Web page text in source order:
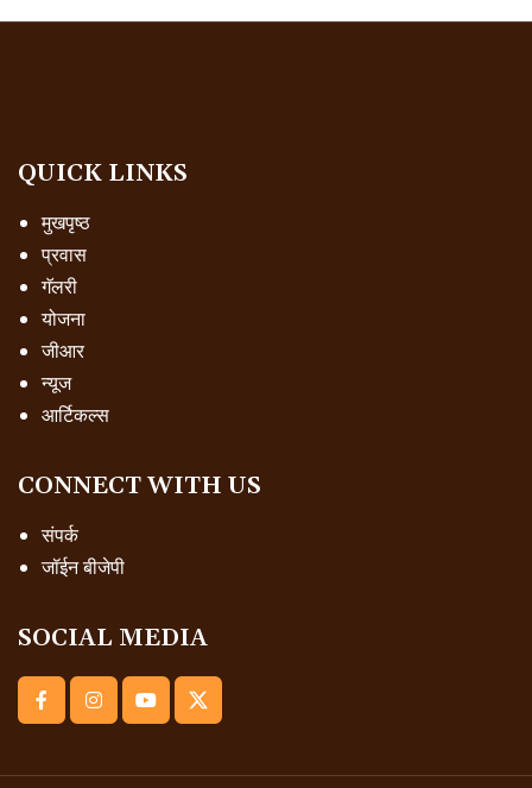
QUICK LINKS
मुखपृष्ठ
प्रवास
गॅलरी
योजना
जीआर
न्यूज
आर्टिकल्स
CONNECT WITH US
संपर्क
जॉईन बीजेपी
SOCIAL MEDIA